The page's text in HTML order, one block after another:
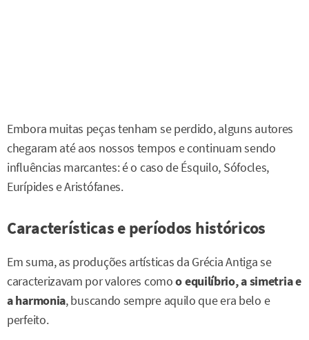
Embora muitas peças tenham se perdido, alguns autores
chegaram até aos nossos tempos e continuam sendo
influências marcantes: é o caso de Ésquilo, Sófocles,
Eurípides e Aristófanes.
Características e períodos históricos
Em suma, as produções artísticas da Grécia Antiga se
caracterizavam por valores comoo equilíbrio, a simetria e
a harmonia, buscando sempre aquilo que era belo e
perfeito.